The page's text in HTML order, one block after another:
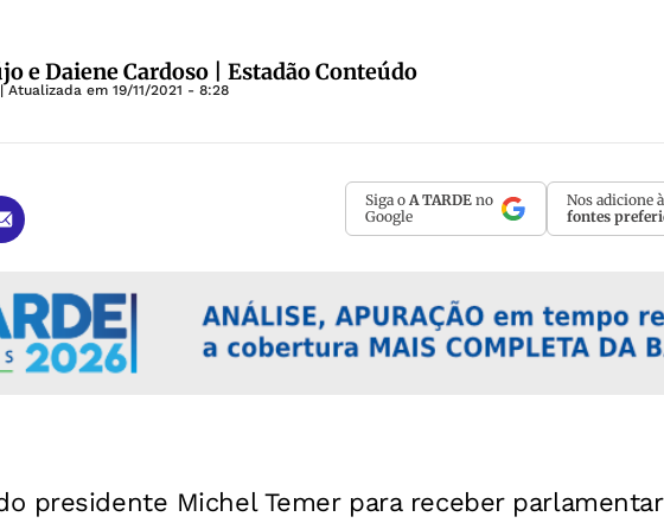
e Daiene Cardoso | Estadão Conteúdo
| Atualizada em 19/11/2021 - 8:28
Siga o A TARDE no
Google
Nos adicione
fontes
presidente Michel Temer para receber